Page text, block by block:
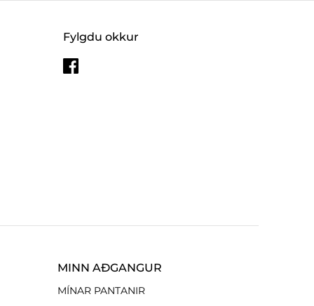
Fylgdu okkur
MINN AÐGANGUR
MÍNAR PANTANIR